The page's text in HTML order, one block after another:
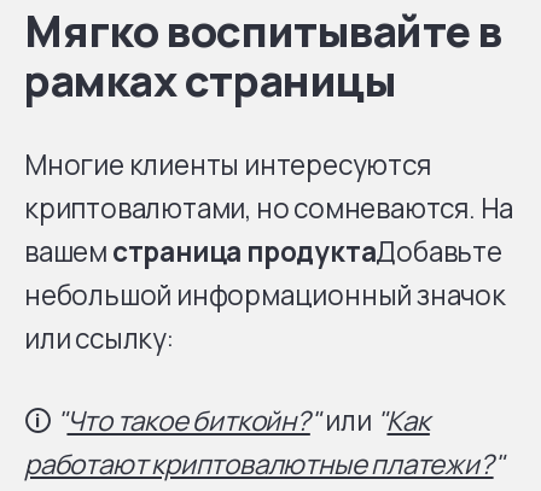
Мягко воспитывайте в
рамках страницы
Многие клиенты интересуются
криптовалютами, но сомневаются. На
вашемстраница продуктаДобавьте
небольшой информационный значок
или ссылку:
🛈 "Что такое биткойн?"или "Как
работают криптовалютные платежи?"